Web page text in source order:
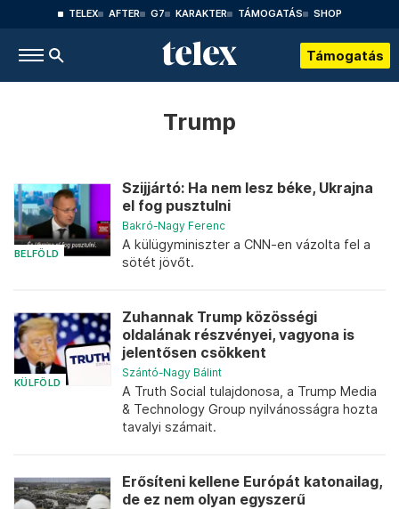
TELEX AFTER G7 KARAKTER TÁMOGATÁS SHOP
Támogatás
Trump
BELFÖLD
Szijjártó: Ha nem lesz béke, Ukrajna
el fog pusztulni
Bakró-Nagy Ferenc
A külügyminiszter a CNN-en vázolta fel a
sötét jövőt.
KÜLFÖLD
Zuhannak Trump közösségi
oldalának részvényei, vagyona is
jelentősen csökkent
Szántó-Nagy Bálint
A Truth Social tulajdonosa, a Trump Media
& Technology Group nyilvánosságra hozta
tavalyi számait.
Erősíteni kellene Európát katonailag,
de ez nem olyan egyszerű